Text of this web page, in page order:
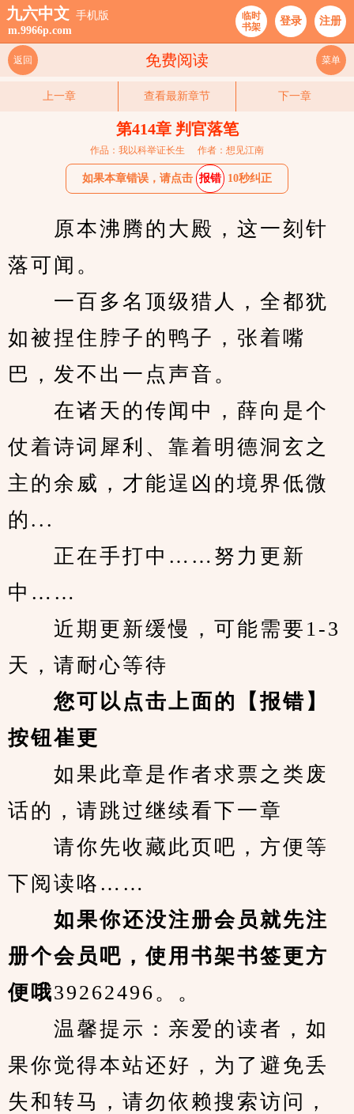
九六中文 手机版
m.9966p.com
临时
书架
登录 注册
免费阅读
返回 菜单
上一章 查看最新章节 下一章
第414章 判官落笔
作品：我以科举证长生 作者：想见江南
如果本章错误，请点击 报错 10秒纠正
原本沸腾的大殿，这一刻针
落可闻。
一百多名顶级猎人，全都犹
如被捏住脖子的鸭子，张着嘴
巴，发不出一点声音。
在诸天的传闻中，薛向是个
仗着诗词犀利、靠着明德洞玄之
主的余威，才能逞凶的境界低微
的...
正在手打中……努力更新
中……
近期更新缓慢，可能需要1-3
天，请耐心等待
您可以点击上面的【报错】
按钮崔更
如果此章是作者求票之类废
话的，请跳过继续看下一章
请你先收藏此页吧，方便等
下阅读咯……
如果你还没注册会员就先注
册个会员吧，使用书架书签更方
便哦39262496。。
温馨提示：亲爱的读者，如
果你觉得本站还好，为了避免丢
失和转马，请勿依赖搜索访问，